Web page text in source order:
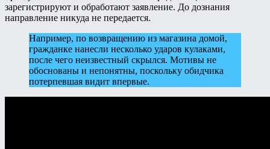
зарегистрируют и обработают заявление. До дознания
направление никуда не передается.
Например, по возвращению из магазина домой,
гражданке нанесли несколько ударов кулаками,
после чего неизвестный скрылся. Мотивы не
обоснованы и непонятны, поскольку обидчика
потерпевшая видит впервые.